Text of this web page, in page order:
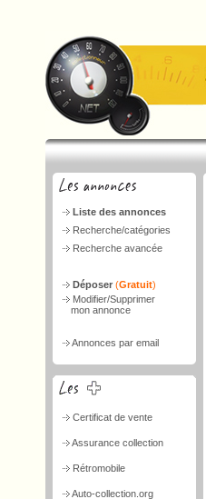
Liste des annonces
Recherche/catégories
Recherche avancée
Déposer (Gratuit)
Modifier/Supprimer
mon annonce
Annonces par email
Certificat de vente
Assurance collection
Rétromobile
Auto-collection.org